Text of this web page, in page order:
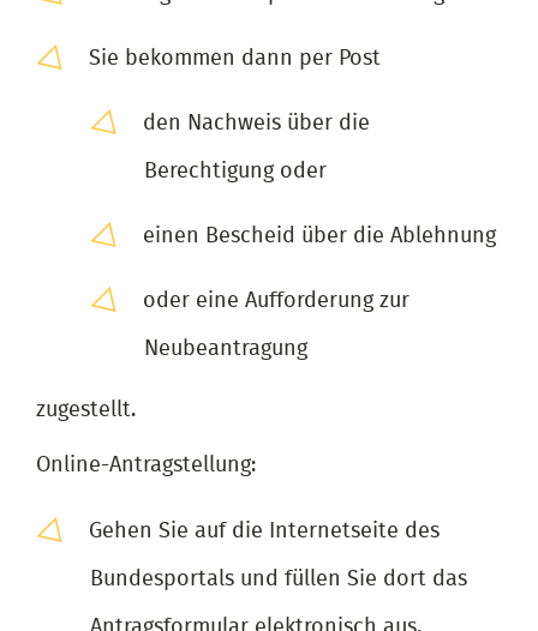
Sie bekommen dann per Post
den Nachweis über die
Berechtigung oder
einen Bescheid über die Ablehnung
oder eine Aufforderung zur
Neubeantragung
zugestellt.
Online-Antragstellung:
Gehen Sie auf die Internetseite des
Bundesportals und füllen Sie dort das